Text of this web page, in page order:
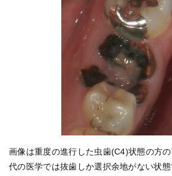
画像は重度の進行した虫歯(C4)状態の方
代の医学では抜歯しか選択余地がない状態